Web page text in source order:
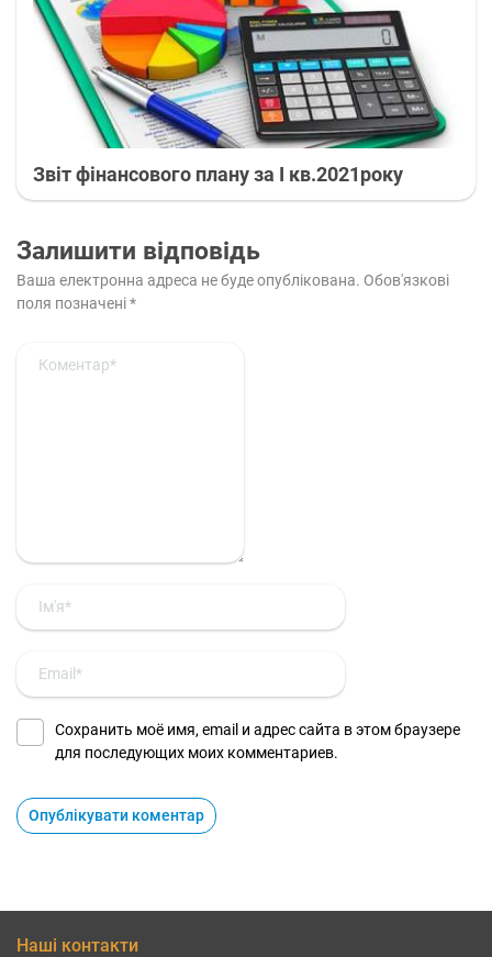
Звіт фінансового плану за I кв.2021року
Залишити відповідь
Ваша електронна адреса не буде опублікована. Обов'язкові
поля позначені*
Сохранить моё имя, email и адрес сайта в этом браузере
для последующих моих комментариев.
Наші контакти